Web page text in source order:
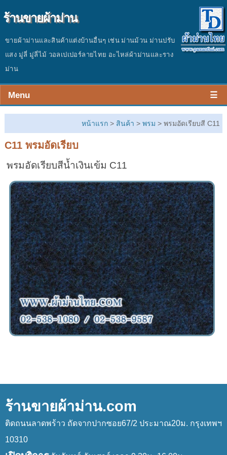
ร้านขายผ้าม่าน
ขายผ้าม่านและสินค้าแต่งบ้านอื่นๆ เช่น ม่านม้วน ม่านปรับ
แสง มู่ลี่ มู่ลี่ไม้ วอลเปเปอร์ลายไทย อะไหล่ผ้าม่านและราง
ม่าน
Menu ☰
หน้าร้าน
ผลงาน
ประเมินราคา
ติดต่อร้าน
บทความ
หน้าแรก > สินค้า >พรม > พรมอัดเรียบสี C11
C11 พรมอัดเรียบ
พรมอัดเรียบสีน้ำเงินเข้ม C11
ร้านขายผ้าม่าน.com
ติดถนนลาดพร้าว ถัดจากปากซอย67/2 ประมาณ20ม. กรุงเทพฯ
10310